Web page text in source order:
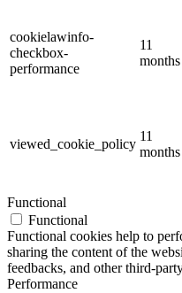
cookielawinfo-
checkbox-
performance
11
months
viewed_cookie_policy
11
months
Functional
Functional
Functional cookies help to
sharing the content of the
feedbacks, and other third-
Performance